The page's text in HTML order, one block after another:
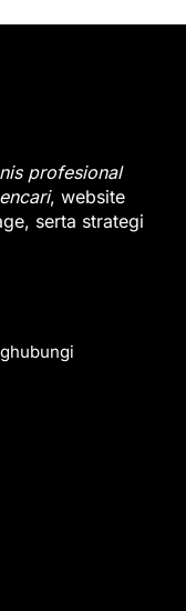
profesional
, website
serta strategi